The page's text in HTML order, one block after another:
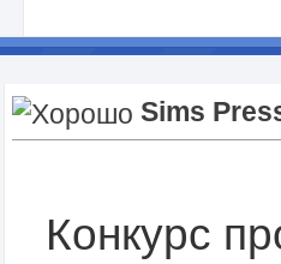
Sims
Конкурс